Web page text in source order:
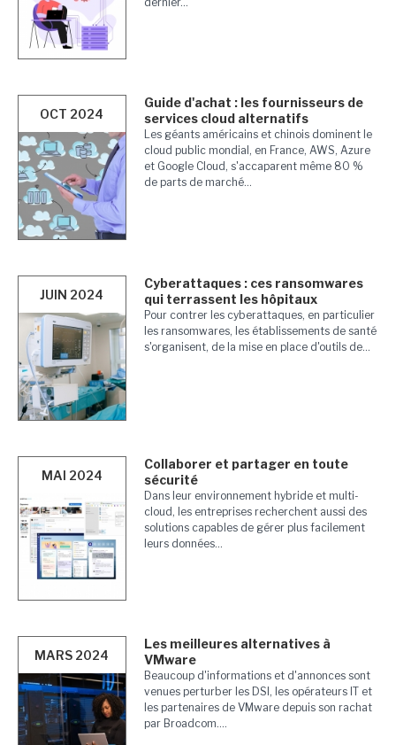
OCT 2024
Guide d'achat : les fournisseurs de
services cloud alternatifs
Les géants américains et chinois dominent le
cloud public mondial, en France, AWS, Azure
et Google Cloud, s'accaparent même 80 %
de parts de marché...
JUIN 2024
Cyberattaques : ces ransomwares
qui terrassent les hôpitaux
Pour contrer les cyberattaques, en particulier
les ransomwares, les établissements de santé
s'organisent, de la mise en place d'outils de...
MAI 2024
Collaborer et partager en toute
sécurité
Dans leur environnement hybride et multi-
cloud, les entreprises recherchent aussi des
solutions capables de gérer plus facilement
leurs données...
MARS 2024
Les meilleures alternatives à
VMware
Beaucoup d'informations et d'annonces sont
venues perturber les DSI, les opérateurs IT et
les partenaires de VMware depuis son rachat
par Broadcom....